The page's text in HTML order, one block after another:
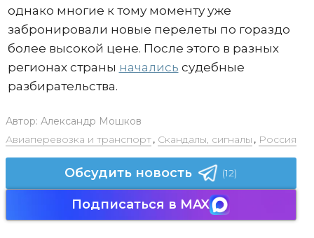
однако многие к тому моменту уже
забронировали новые перелеты по гораздо
более высокой цене. После этого в разных
регионах страны начались судебные
разбирательства.
Автор: Александр Мошков
Авиаперевозка и транспорт, Скандалы, сигналы , Россия
Обсудить новость (12)
Подписаться в MAX